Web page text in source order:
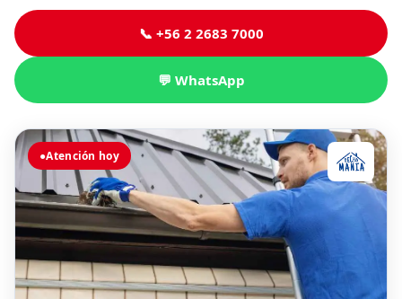
📞 +56 2 2683 7000
💬 WhatsApp
●Atención hoy